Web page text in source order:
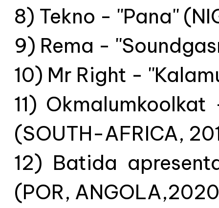
8) Tekno - ''Pana''
9) Rema -
10) Mr Right -
11)
(SOUTH-AFRICA,
12) Batida
(POR,